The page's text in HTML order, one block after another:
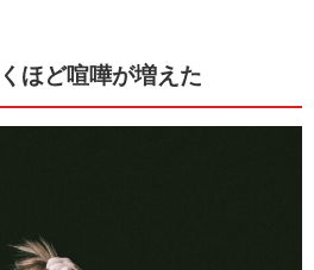
ほど喧嘩が増えた